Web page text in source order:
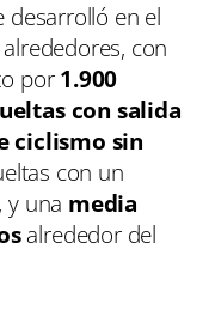
desarrolló en el
con
por1.900
con salida
ciclismo sin
con un
y una media
alrededor del